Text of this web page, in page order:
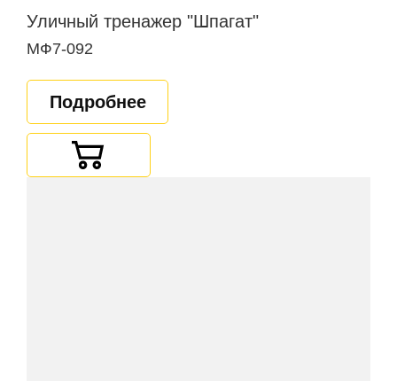
Уличный тренажер "Шпагат"
МФ7-092
Подробнее